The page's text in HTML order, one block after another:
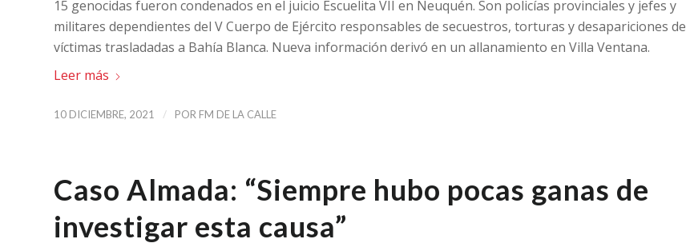
15 genocidas fueron condenados en el juicio Escuelita VII en Neuquén. Son policías provinciales y jefes y
militares dependientes del V Cuerpo de Ejército responsables de secuestros, torturas y desapariciones de
víctimas trasladadas a Bahía Blanca. Nueva información derivó en un allanamiento en Villa Ventana.
Leer más
10 DICIEMBRE, 2021 / POR FM DE LA CALLE
Caso Almada: “Siempre hubo pocas ganas de
investigar esta causa”